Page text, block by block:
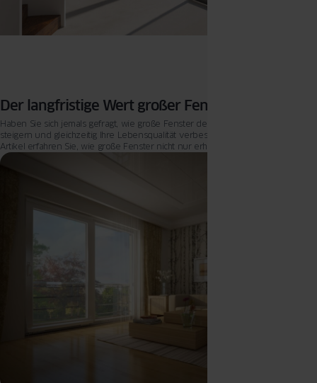
Der langfristige Wert großer Fenster
Haben Sie sich jemals gefragt, wie große Fenster den Wert Ihrer Immobilie
steigern und gleichzeitig Ihre Lebensqualität verbessern können? In diesem
Artikel erfahren Sie, wie große Fenster nicht nur erhebliche
Energieeinsparungen ermöglichen, sondern auch den Immobilienwert